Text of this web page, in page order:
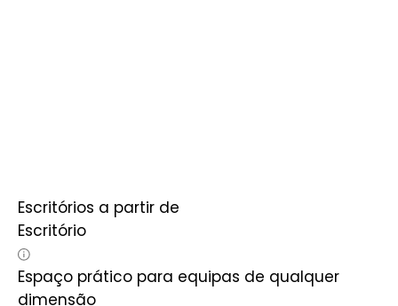
Escritórios a partir de
Escritório
Espaço prático para equipas de qualquer
dimensão